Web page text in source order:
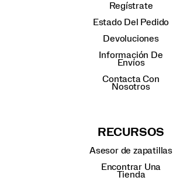
Regístrate
Estado Del Pedido
Devoluciones
Información De
Envíos
Contacta Con
Nosotros
RECURSOS
Asesor de zapatillas
Encontrar Una
Tienda